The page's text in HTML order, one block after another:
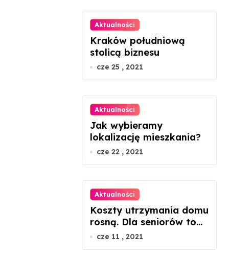
Aktualności
Kraków południową
stolicą biznesu
cze 25 , 2021
Aktualności
Jak wybieramy
lokalizację mieszkania?
cze 22 , 2021
Aktualności
Koszty utrzymania domu
rosną. Dla seniorów to
dramat
cze 11 , 2021